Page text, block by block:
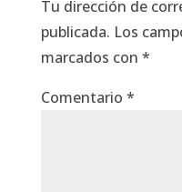
Tu dirección de
publicada. Los
marcados con *
Comentario *